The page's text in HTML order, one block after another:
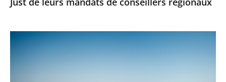
Wallerand
Saint-
Just
Autoroute